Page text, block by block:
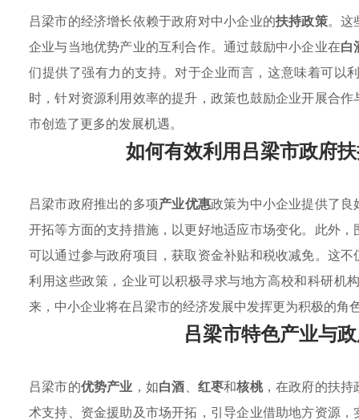
吕梁市的经济增长依赖于政府对中小企业的扶持政策。这
企业与当地优势产业的互利合作。通过鼓励中小企业在白
们提供了强有力的支持。对于企业而言，这意味着可以
时，针对资源利用效率的提升，政策也鼓励企业开展合
市创造了更多的发展机遇。
如何有效利用吕梁市政府
吕梁市政府推出的多项产业优惠政策为中小企业提供了
开拓等方面的支持措施，以更好地适应市场变化。此外
可以通过参与政府项目，获取资金补贴和税收减免。这
利用这些政策，企业可以积极寻求与地方高校和科研机
来，中小企业将在吕梁市的经济发展中发挥更为积极的角
吕梁市特色产业与
吕梁市的优势产业 ，如白酒、 红枣和核桃，在政府的扶持
术支持、资金援助及市场开拓，引导企业借助地方资源